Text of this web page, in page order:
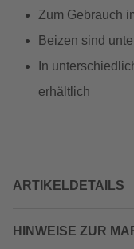
Zum Gebrauch
Beizen sind
In
erhältlich
ARTIKELDETAILS
HINWEISE ZUR